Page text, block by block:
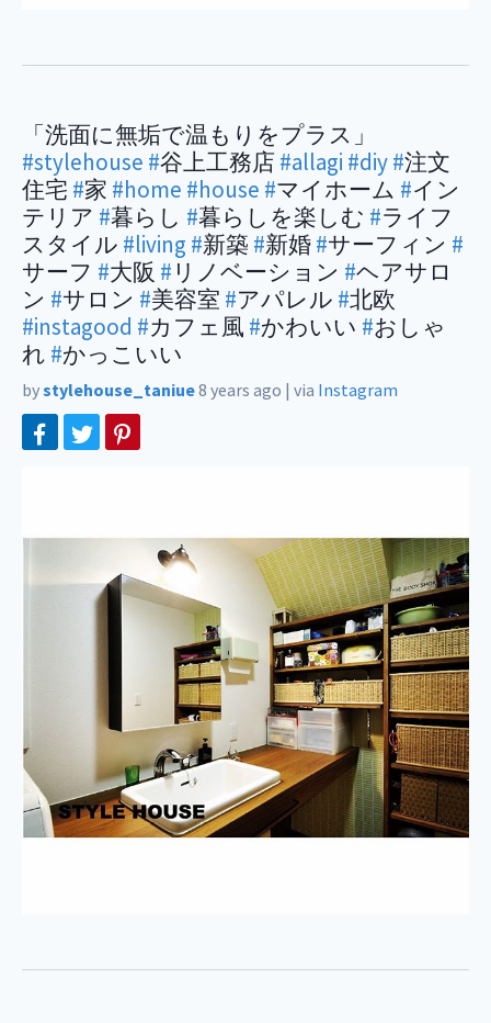
「洗面に無垢で温もりをプラス」
#stylehouse #谷上工務店 #allagi #diy#注文
住宅 #家 #home #house #マイホーム #イン
テリア #暮らし #暮らしを楽しむ #ライフ
スタイル #living #新築 #新婚#サーフィン #
サーフ #大阪 # リノベーション #ヘアサロ
ン #サロン #美容室 #アパレル #北欧
#instagood #カフェ風 #かわいい #おしゃ
れ #かっこいい
bystylehouse_taniue8 years ago | via Instagram